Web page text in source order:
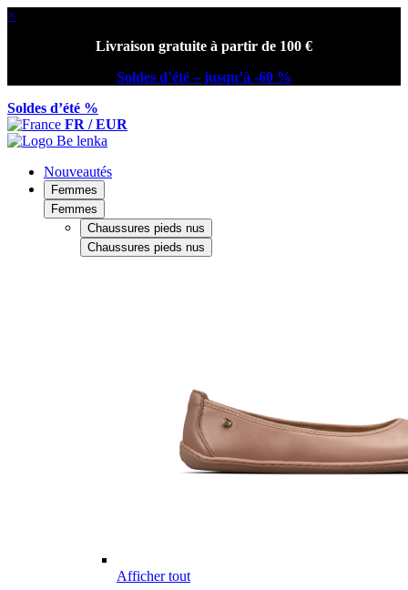
×
Livraison gratuite à partir de 100 €
Soldes d’été – jusqu’à -60 %
Soldes d’été %
FR / EUR
Nouveautés
Femmes
Femmes
Chaussures pieds nus
Chaussures pieds nus
Afficher tout